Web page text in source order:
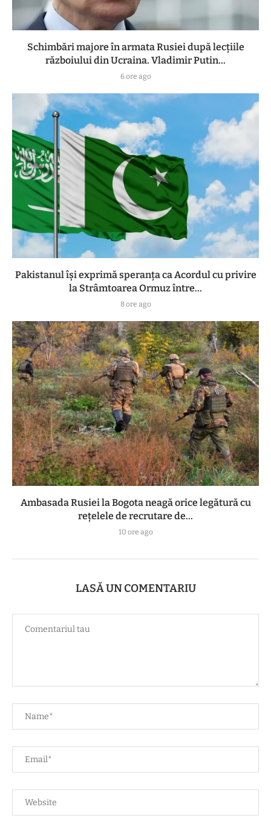
Schimbări majore în armata Rusiei după lecțiile
războiului din Ucraina. Vladimir Putin...
6 ore ago
Pakistanul îşi exprimă speranţa ca Acordul cu privire
la Strâmtoarea Ormuz între...
8 ore ago
Ambasada Rusiei la Bogota neagă orice legătură cu
reţelele de recrutare de...
10 ore ago
LASĂ UN COMENTARIU